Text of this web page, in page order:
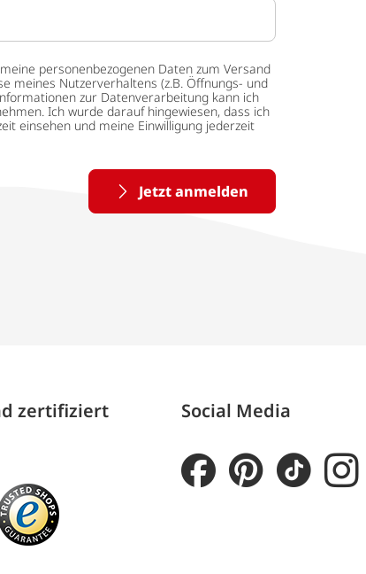
personenbezogenen Daten zum Versand
meines Nutzerverhaltens (z.B. Öffnungs- und
zur Datenverarbeitung kann ich
Ich wurde darauf hingewiesen, dass ich
einsehen und meine Einwilligung jederzeit
Jetzt anmelden
zertifiziert Social Media